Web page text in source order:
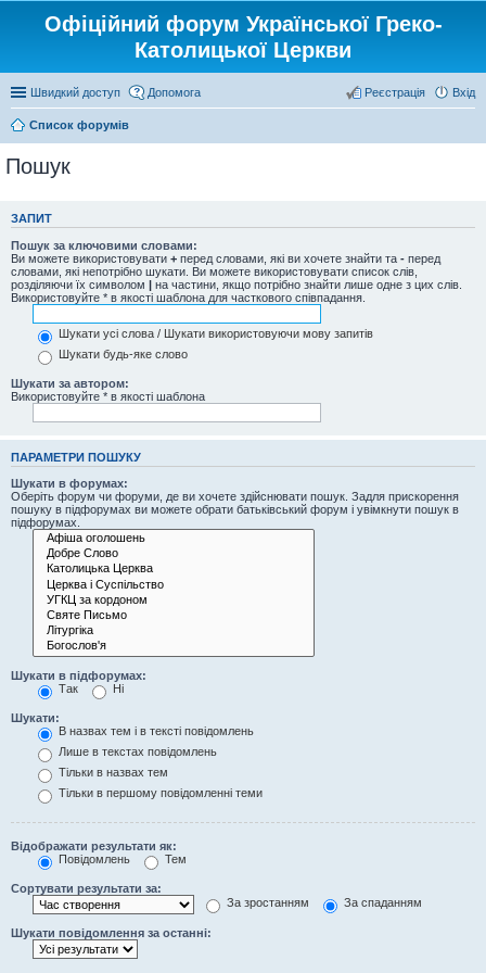
Офіційний форум Української Греко-
Католицької Церкви
Швидкий доступ Допомога Вхід
Реєстрація
Список форумів
Пошук
ЗАПИТ
Пошук за ключовими словами:
Ви можете використовувати + перед словами, які ви хочете знайти та - перед
словами, які непотрібно шукати. Ви можете використовувати список слів,
розділяючи їх символом | на частини, якщо потрібно знайти лише одне з цих слів.
Використовуйте * в якості шаблона для часткового співпадання.
Шукати усі слова / Шукати використовуючи мову запитів
Шукати будь-яке слово
Шукати за автором:
Використовуйте * в якості шаблона
ПАРАМЕТРИ ПОШУКУ
Шукати в форумах:
Оберіть форум чи форуми, де ви хочете здійснювати пошук. Задля прискорення
пошуку в підфорумах ви можете обрати батьківський форум і увімкнути пошук в
підфорумах.
Шукати в підфорумах:
Так
Ні
Шукати:
В назвах тем і в тексті повідомлень
Лише в текстах повідомлень
Тільки в назвах тем
Тільки в першому повідомленні теми
Відображати результати як:
Повідомлень
Тем
Сортувати результати за:
За зростанням
За спаданням
Шукати повідомлення за останні: